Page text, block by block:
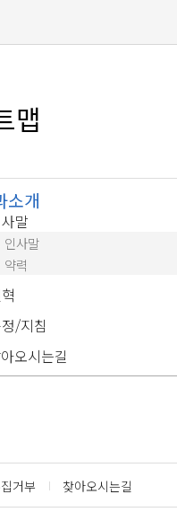
맵
소개
말
인사말
약력
/지침
오시는길
거부 찾아오시는길